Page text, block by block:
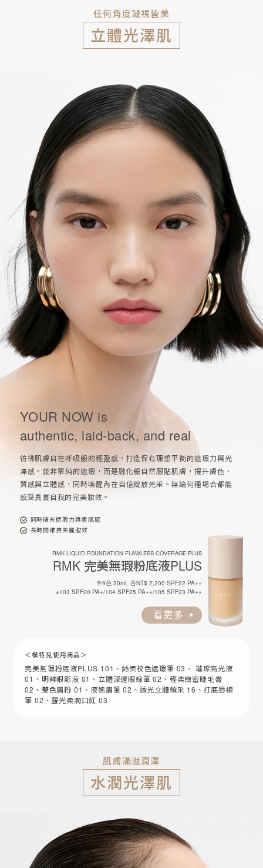
任何角度凝視皆美
立體光澤肌
YOUR NOW is
authentic, laid-back, and real
彷彿肌膚自在呼吸般的輕盈感，打造保有理想平衡的遮瑕力與光
澤感。並非單純的遮瑕，而是融化般自然服貼肌膚，提升膚色、
質感與立體感，同時喚醒內在自信綻放光采。無論何種場合都能
感受真實自我的完美妝效。
同時擁有遮瑕力與素肌感
長時間維持美麗妝效
RMK LIQUID FOUNDATION FLAWLESS COVERAGE PLUS
RMK 完美無瑕粉底液PLUS
全9色 30mL 各NT$ 2,200 SPF22 PA++
※103 SPF20 PA+/104 SPF25 PA++/105 SPF23 PA++
看更多
＜模特兒使用商品＞
完美無瑕粉底液PLUS 101、絲柔校色遮瑕筆 03、 璀璨高光液
01、明眸眼影液 01、立體深邃眼線筆 02、輕柔緻密睫毛膏
02、雙色眉粉 01、液態眉筆 02、透光立體頰采 16、打底唇線
筆 02、露光柔潤口紅 03
肌膚滿溢潤澤
水潤光澤肌